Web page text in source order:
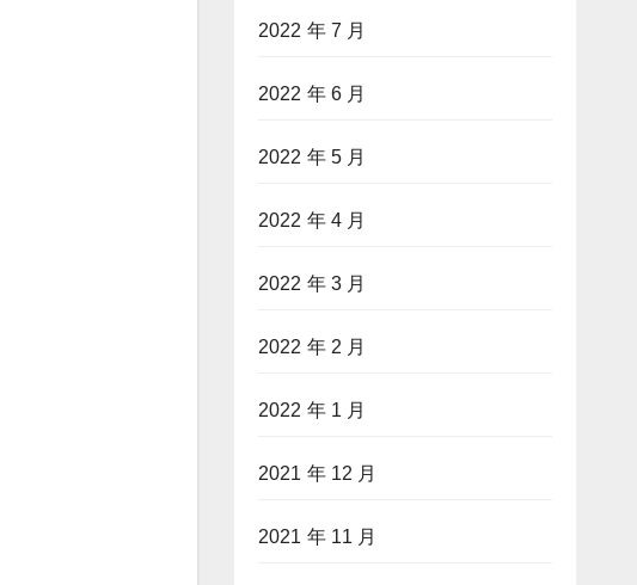
2022 年 7 月
2022 年 6 月
2022 年 5 月
2022 年 4 月
2022 年 3 月
2022 年 2 月
2022 年 1 月
2021 年 12 月
2021 年 11 月